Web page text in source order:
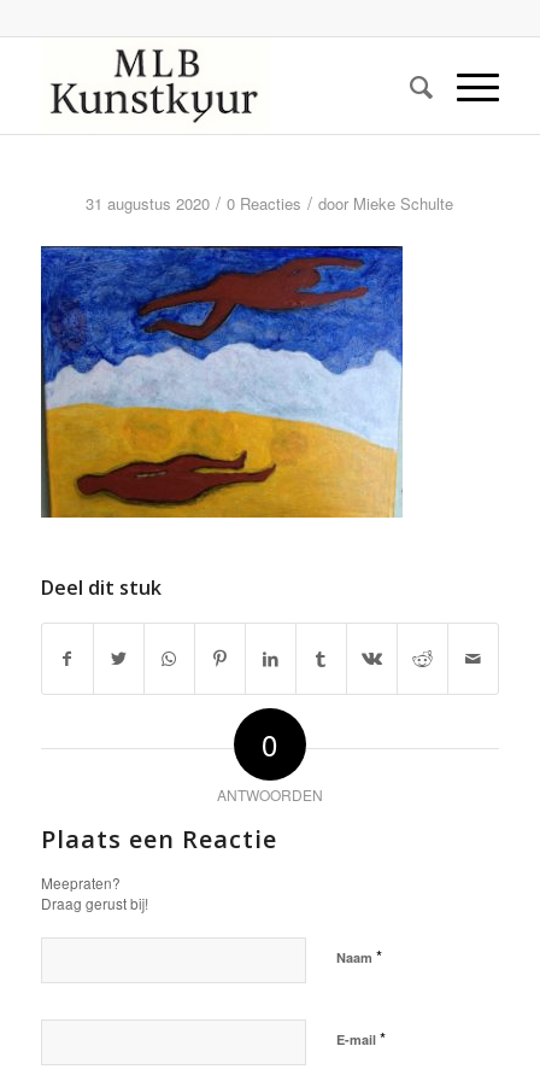
31 augustus 2020 / 0 Reacties / door Mieke Schulte
Deel dit stuk
0
ANTWOORDEN
Plaats een Reactie
Meepraten?
Draag gerust bij!
Naam *
E-mail *